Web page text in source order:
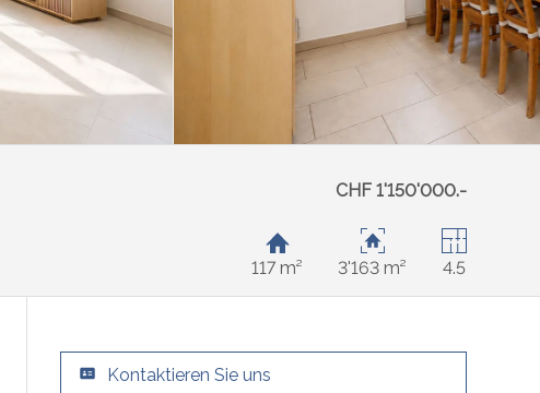
CHF 1'150'000.-
117 m² 3'163 m² 4.5
Kontaktieren Sie uns